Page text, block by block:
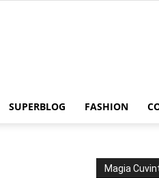
SUPERBLOG FASHION
Magia